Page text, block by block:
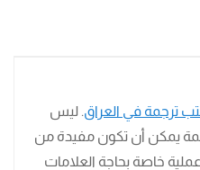
ترجمة في العراق. ليس
يمكن أن تكون مفيدة من
خاصة بحاجة العلامات